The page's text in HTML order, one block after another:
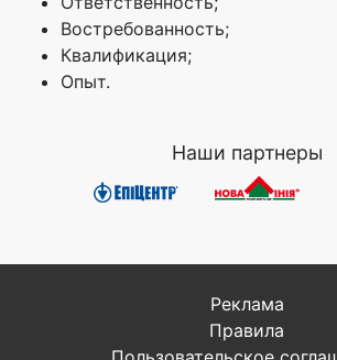
Востребованность;
Квалификация;
Опыт.
Наши партнеры
Реклама
Правила